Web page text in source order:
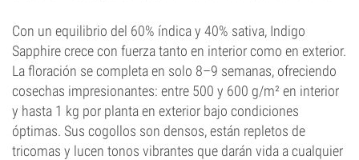
Con un equilibrio del 60% índica y 40% sativa, Indigo
Sapphire crece con fuerza tanto en interior como en exterior.
La floración se completa en solo 8–9 semanas, ofreciendo
cosechas impresionantes: entre 500 y 600 g/m² en interior
y hasta 1 kg por planta en exterior bajo condiciones
óptimas. Sus cogollos son densos, están repletos de
tricomas y lucen tonos vibrantes que darán vida a cualquier